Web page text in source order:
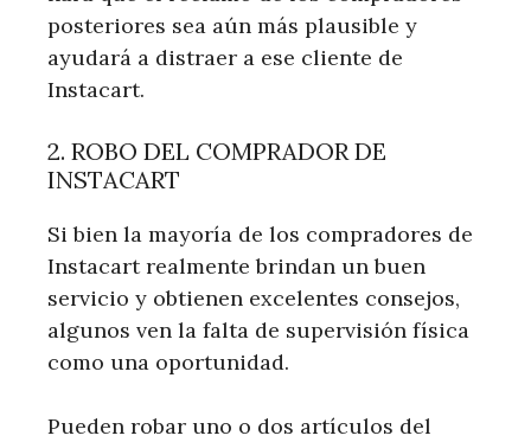
posteriores sea aún más plausible y
ayudará a distraer a ese cliente de
Instacart.
2. ROBO DEL COMPRADOR DE
INSTACART
Si bien la mayoría de los compradores de
Instacart realmente brindan un buen
servicio y obtienen excelentes consejos,
algunos ven la falta de supervisión física
como una oportunidad.
Pueden robar uno o dos artículos del